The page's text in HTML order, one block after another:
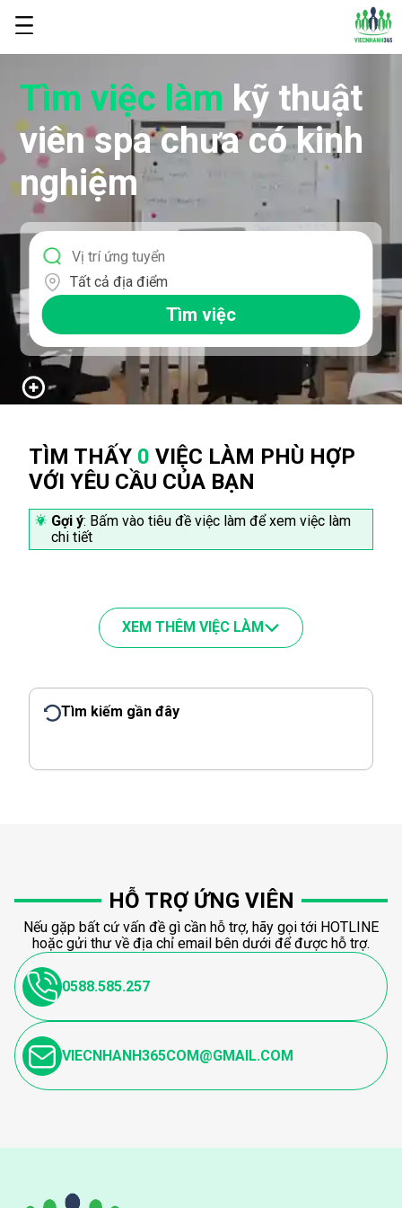
Tìm việc làm kỹ thuật
viên spa chưa có kinh
nghiệm
Tất cả địa điểm
Tìm việc
TÌM THẤY 0 VIỆC LÀM PHÙ HỢP
VỚI YÊU CẦU CỦA BẠN
Gợi ý: Bấm vào tiêu đề việc làm để xem việc làm
chi tiết
XEM THÊM VIỆC LÀM
Tìm kiếm gần đây
HỖ TRỢ ỨNG VIÊN
Nếu gặp bất cứ vấn đề gì cần hỗ trợ, hãy gọi tới HOTLINE
hoặc gửi thư về địa chỉ email bên dưới để được hỗ trợ.
0588.585.257
VIECNHANH365COM@GMAIL.COM